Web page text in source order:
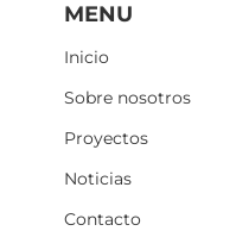
MENU
Inicio
Sobre nosotros
Proyectos
Noticias
Contacto